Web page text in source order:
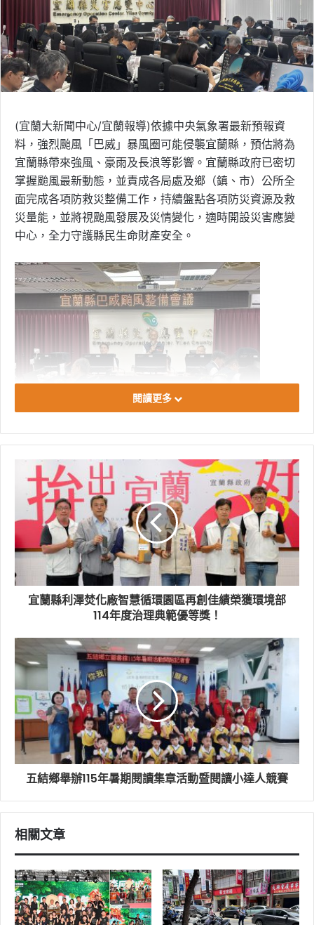
(宜蘭大新聞中心/宜蘭報導)依據中央氣象署最新預報資
料，強烈颱風「巴威」暴風圈可能侵襲宜蘭縣，預估將為
宜蘭縣帶來強風、豪雨及長浪等影響。宜蘭縣政府已密切
掌握颱風最新動態，並責成各局處及鄉（鎮、市）公所全
面完成各項防救災整備工作，持續盤點各項防災資源及救
災量能，並將視颱風發展及災情變化，適時開設災害應變
中心，全力守護縣民生命財產安全。
代理縣長林茂盛表示，面對強烈颱風巴威來襲，縣府團隊
秉持「料敵從寬、禦敵從嚴」原則，全力落實各項防災整
備工作，也提醒鄉親務必提高警覺，把握颱風影響前的黃
金整備時間，提前完成各項防颱措施，並持續留意中央氣
象署最新氣象資訊及縣府發布的防災訊息，配合各項防救
災應變措施，共同守護自己與家人的生命財產安全。
宜蘭縣政府提醒民眾，請儘速巡視住家及周邊環境，加固
或移除招牌、棚架、盆栽及其他易遭強風吹落物品，並清
理住家周邊排水溝渠，避免因豪雨造成積淹水；同時建議
預先備妥至少三日至五日所需之飲用水、食品、藥品、照
明設備、行動電源及其他民生必需品，山區及原鄉部落為
防孤島，以因應停電、停水或交通受阻等突發狀況。
居住於沿海低窪地區、易淹水區域、山坡地及土石流潛勢
溪流影響範圍的民眾，請預先做好避難準備，如接獲撤離
通知，務必配合鄉（鎮、市）公所、村（里）長、警察及
消防等人員指示，儘速撤離至安全處所，以確保生命安
全。
此外，颱風期間請避免前往海邊、港區、河川及溪流等危
險水域觀浪、觀潮、戲水、釣魚、衝浪或從事各類戶外活
動；登山、露營及溯溪等活動亦應立即停止，已在山區活
動的民眾應儘速下山，遠離危險區域。非必要請避免外
出，如需外出，請特別留意強風吹落物、路樹傾倒、道路
閱讀更多
宜蘭縣利澤焚化廠智慧循環園區再創佳績榮獲環境部
114年度治理典範優等獎！
五結鄉舉辦115年暑期閱讀集章活動暨閱讀小達人競賽
相關文章